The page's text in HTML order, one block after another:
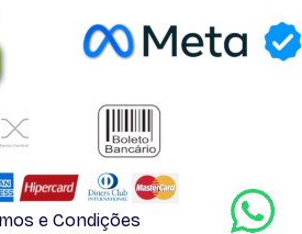
e Condições